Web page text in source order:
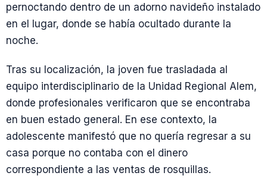
pernoctando dentro de un adorno navideño instalado
en el lugar, donde se había ocultado durante la
noche.
Tras su localización, la joven fue trasladada al
equipo interdisciplinario de la Unidad Regional Alem,
donde profesionales verificaron que se encontraba
en buen estado general. En ese contexto, la
adolescente manifestó que no quería regresar a su
casa porque no contaba con el dinero
correspondiente a las ventas de rosquillas.